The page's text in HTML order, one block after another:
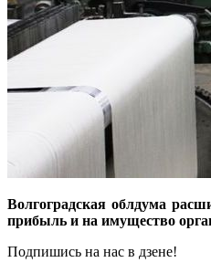
Волгоградская облдума
прибыль и на имущество
Подпишись на нас в дзене!